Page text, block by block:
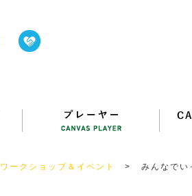
ワークショップ＆イベント > みんなでい